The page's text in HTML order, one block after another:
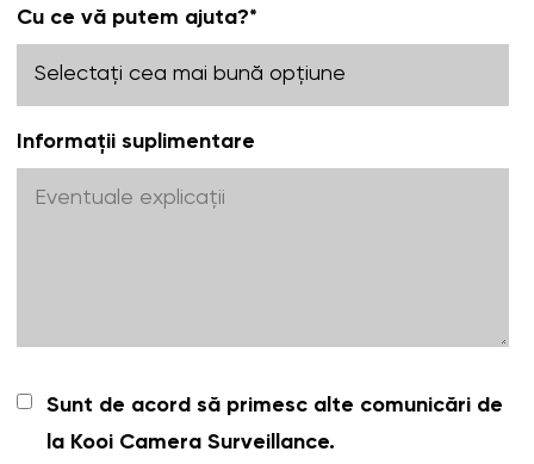
Cu ce vă putem ajuta?*
Informații suplimentare
Sunt de acord să primesc alte comunicări de
la Kooi Camera Surveillance.